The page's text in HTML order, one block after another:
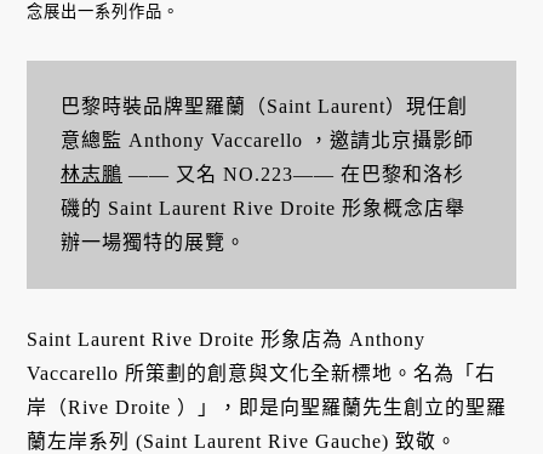
念展出一系列作品。
巴黎時裝品牌聖羅蘭（Saint Laurent）現任創
意總監 Anthony Vaccarello ，邀請北京攝影師
林志鵬 —— 又名 NO.223—— 在巴黎和洛杉
磯的 Saint Laurent Rive Droite 形象概念店舉
辦一場獨特的展覽。
Saint Laurent Rive Droite 形象店為 Anthony
Vaccarello 所策劃的創意與文化全新標地。名為「右
岸（Rive Droite ）」，即是向聖羅蘭先生創立的聖羅
蘭左岸系列 (Saint Laurent Rive Gauche) 致敬。